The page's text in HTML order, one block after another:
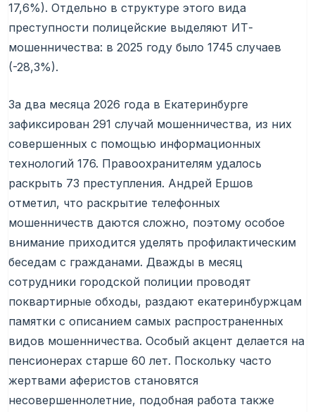
17,6%). Отдельно в структуре этого вида
преступности полицейские выделяют ИТ-
мошенничества: в 2025 году было 1745 случаев
(-28,3%).
За два месяца 2026 года в Екатеринбурге
зафиксирован 291 случай мошенничества, из них
совершенных с помощью информационных
технологий 176. Правоохранителям удалось
раскрыть 73 преступления. Андрей Ершов
отметил, что раскрытие телефонных
мошенничеств даются сложно, поэтому особое
внимание приходится уделять профилактическим
беседам с гражданами. Дважды в месяц
сотрудники городской полиции проводят
поквартирные обходы, раздают екатеринбуржцам
памятки с описанием самых распространенных
видов мошенничества. Особый акцент делается на
пенсионерах старше 60 лет. Поскольку часто
жертвами аферистов становятся
несовершеннолетние, подобная работа также